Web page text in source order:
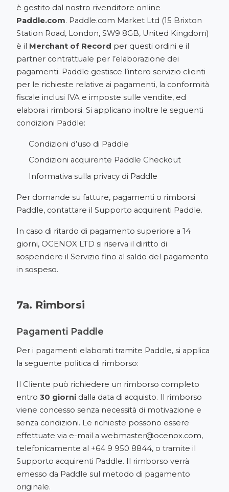
è gestito dal nostro rivenditore online
Paddle.com. Paddle.com Market Ltd (15 Brixton
Station Road, London, SW9 8GB, United Kingdom)
è il Merchant of Record per questi ordini e il
partner contrattuale per l’elaborazione dei
pagamenti. Paddle gestisce l’intero servizio clienti
per le richieste relative ai pagamenti, la conformità
fiscale inclusi IVA e imposte sulle vendite, ed
elabora i rimborsi. Si applicano inoltre le seguenti
condizioni Paddle:
Condizioni d’uso di Paddle
Condizioni acquirente Paddle Checkout
Informativa sulla privacy di Paddle
Per domande su fatture, pagamenti o rimborsi
Paddle, contattare il Supporto acquirenti Paddle.
In caso di ritardo di pagamento superiore a 14
giorni, OCENOX LTD si riserva il diritto di
sospendere il Servizio fino al saldo del pagamento
in sospeso.
7a. Rimborsi
Pagamenti Paddle
Per i pagamenti elaborati tramite Paddle, si applica
la seguente politica di rimborso:
Il Cliente può richiedere un rimborso completo
entro 30 giorni dalla data di acquisto. Il rimborso
viene concesso senza necessità di motivazione e
senza condizioni. Le richieste possono essere
effettuate via e-mail a webmaster@ocenox.com,
telefonicamente al +64 9 950 8844, o tramite il
Supporto acquirenti Paddle. Il rimborso verrà
emesso da Paddle sul metodo di pagamento
originale.